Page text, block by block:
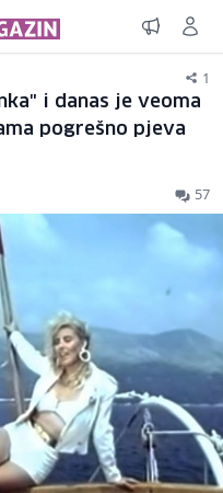
1
i danas je veoma
pogrešno pjeva
57